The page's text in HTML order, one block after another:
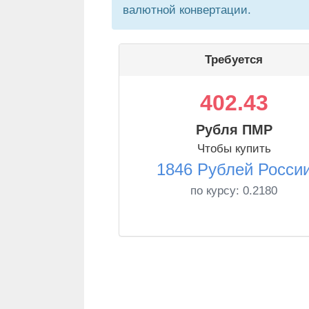
валютной конвертации.
Требуется
402.43
Рубля ПМР
Чтобы купить
1846 Рублей
по курсу: 0.2180